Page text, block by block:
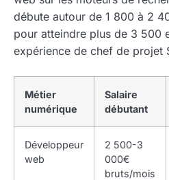
débute autour de 1 800 à 2
pour atteindre plus de 3 500
expérience de chef de projet
Métier
numérique
Salaire
débutant
Développeur
web
2 500-3
000€
bruts/mois